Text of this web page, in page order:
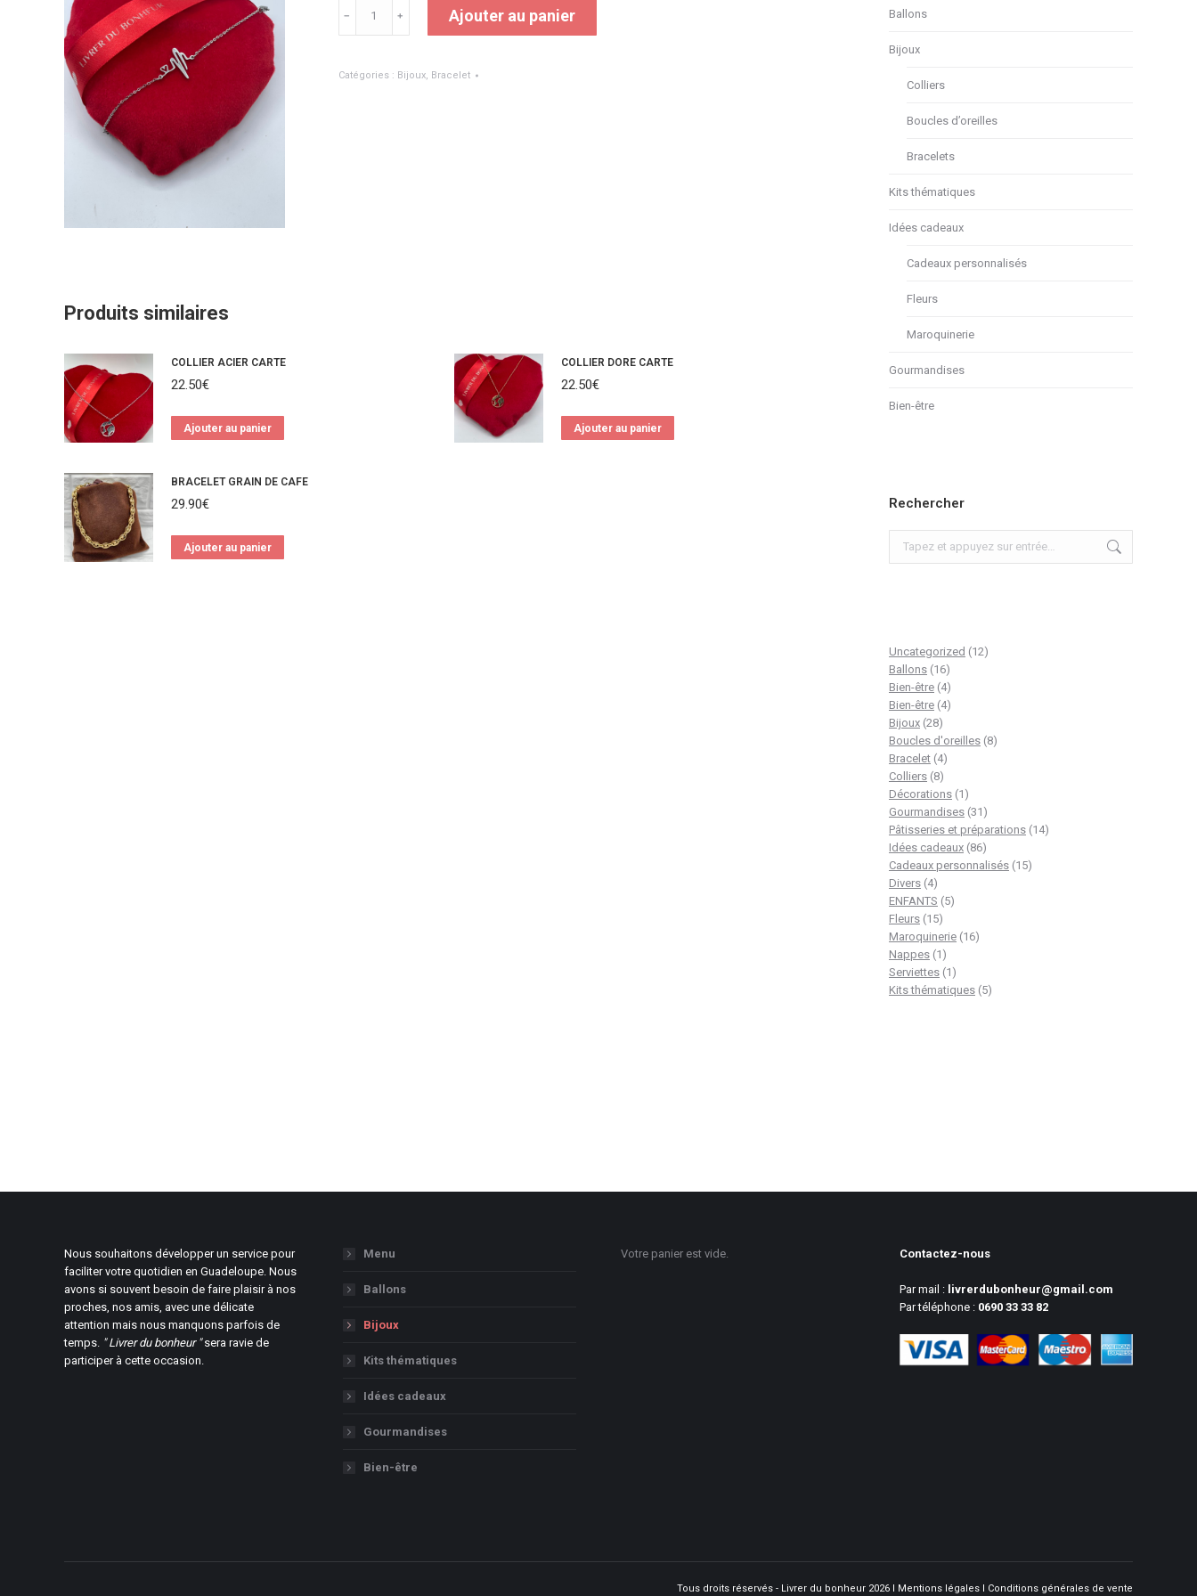
de
RYTHME
﹣ ﹢ Ajouter au panier
Catégories : Bijoux, Bracelet
Produits similaires
COLLIER ACIER CARTE
22.50€
Ajouter au panier
COLLIER DORE CARTE
22.50€
Ajouter au panier
BRACELET GRAIN DE CAFE
29.90€
Ajouter au panier
Ballons
Bijoux
Colliers
Boucles d’oreilles
Bracelets
Kits thématiques
Idées cadeaux
Cadeaux personnalisés
Fleurs
Maroquinerie
Gourmandises
Bien-être
Rechercher
Uncategorized 1212
Ballons 1616
produits
Bien-être 44
produits
Bien-être 44
Bijoux 2828
produits
Boucles d'oreilles 88
Bracelet 44
produits
Colliers 88
produits
Décorations 1 1
produit
Gourmandises 31 31
produits
Pâtisseries et préparations 1414
Idées cadeaux 8686
produits
Cadeaux personnalisés 1515
Divers 44
produits
ENFANTS 55
Fleurs 1515
produits
Maroquinerie 1616
Nappes 1 1
produit
Serviettes 1 1
produit
Kits thématiques 55
Nous souhaitons développer un service pour
faciliter votre quotidien en Guadeloupe. Nous
avons si souvent besoin de faire plaisir à nos
proches, nos amis, avec une délicate
attention mais nous manquons parfois de
temps. " Livrer du bonheur "sera ravie de
participer à cette occasion.
Menu
Ballons
Bijoux
Kits thématiques
Idées cadeaux
Gourmandises
Bien-être
Votre panier est vide. Contactez-nous
Par mail : livrerdubonheur@gmail.com
Par téléphone : 0690 33 33 82
Tous droits réservés - Livrer du bonheur 2026 l Mentions légales l Conditions générales de vente